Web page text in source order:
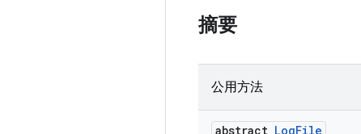
摘要
公用方法
abstract LogFile